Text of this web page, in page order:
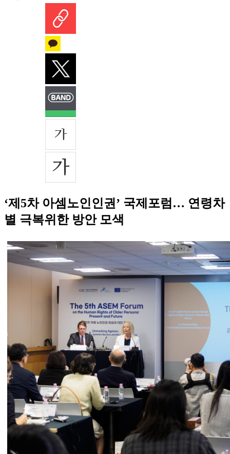
‘제5차 아셈노인인권’ 국제포럼… 연령차
별 극복위한 방안 모색